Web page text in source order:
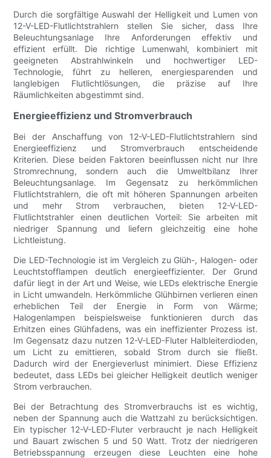
Durch die sorgfältige Auswahl der Helligkeit und Lumen von
12-V-LED-Flutlichtstrahlern stellen Sie sicher, dass Ihre
Beleuchtungsanlage Ihre Anforderungen effektiv und
effizient erfüllt. Die richtige Lumenwahl, kombiniert mit
geeigneten Abstrahlwinkeln und hochwertiger LED-
Technologie, führt zu helleren, energiesparenden und
langlebigen Flutlichtlösungen, die präzise auf Ihre
Räumlichkeiten abgestimmt sind.
Energieeffizienz und Stromverbrauch
Bei der Anschaffung von 12-V-LED-Flutlichtstrahlern sind
Energieeffizienz und Stromverbrauch entscheidende
Kriterien. Diese beiden Faktoren beeinflussen nicht nur Ihre
Stromrechnung, sondern auch die Umweltbilanz Ihrer
Beleuchtungsanlage. Im Gegensatz zu herkömmlichen
Flutlichtstrahlern, die oft mit höheren Spannungen arbeiten
und mehr Strom verbrauchen, bieten 12-V-LED-
Flutlichtstrahler einen deutlichen Vorteil: Sie arbeiten mit
niedriger Spannung und liefern gleichzeitig eine hohe
Lichtleistung.
Die LED-Technologie ist im Vergleich zu Glüh-, Halogen- oder
Leuchtstofflampen deutlich energieeffizienter. Der Grund
dafür liegt in der Art und Weise, wie LEDs elektrische Energie
in Licht umwandeln. Herkömmliche Glühbirnen verlieren einen
erheblichen Teil der Energie in Form von Wärme;
Halogenlampen beispielsweise funktionieren durch das
Erhitzen eines Glühfadens, was ein ineffizienter Prozess ist.
Im Gegensatz dazu nutzen 12-V-LED-Fluter Halbleiterdioden,
um Licht zu emittieren, sobald Strom durch sie fließt.
Dadurch wird der Energieverlust minimiert. Diese Effizienz
bedeutet, dass LEDs bei gleicher Helligkeit deutlich weniger
Strom verbrauchen.
Bei der Betrachtung des Stromverbrauchs ist es wichtig,
neben der Spannung auch die Wattzahl zu berücksichtigen.
Ein typischer 12-V-LED-Fluter verbraucht je nach Helligkeit
und Bauart zwischen 5 und 50 Watt. Trotz der niedrigeren
Betriebsspannung erzeugen diese Leuchten eine hohe